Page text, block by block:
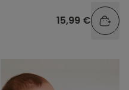
15,99 €